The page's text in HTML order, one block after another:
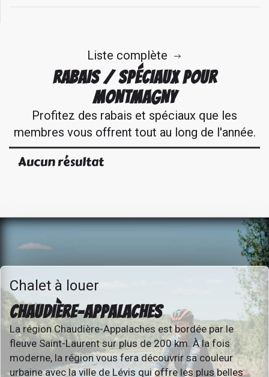
Liste complète
RABAIS / SPÉCIAUX POUR
MONTMAGNY
Profitez des rabais et spéciaux que les
membres vous offrent tout au long de l'année.
Aucun résultat
Chalet à louer
CHAUDIÈRE-APPALACHES
La région Chaudière-Appalaches est bordée par le
fleuve Saint-Laurent sur plus de 200 km. À la fois
moderne, la région vous fera découvrir sa couleur
urbaine avec la ville de Lévis qui offre les plus belles